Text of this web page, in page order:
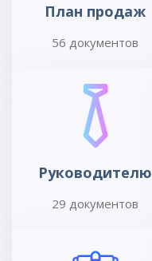
План продаж
56 документов
Руководителю
29 документов